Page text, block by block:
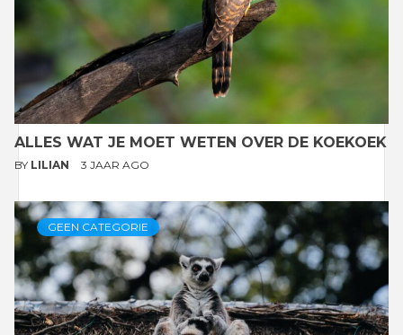
ALLES WAT JE MOET WETEN OVER DE KOEKOEK
BY LILIAN 3 JAAR AGO
GEEN CATEGORIE